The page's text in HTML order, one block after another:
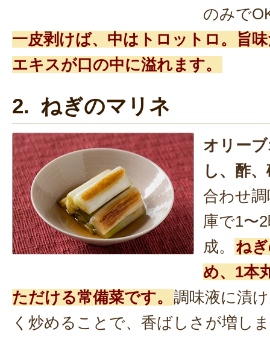
のみで
一皮剥けば、中はトロットロ。旨
エキスが口の中に溢れます。
2. ねぎのマリネ
オリー
し、酢
合わせ
庫で1〜
成。
ね
め、1本
ただける常備菜です。 調味液に漬
く炒めることで、香ばしさが増し